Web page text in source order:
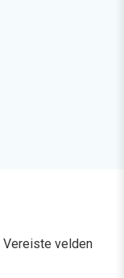
Vereiste velden